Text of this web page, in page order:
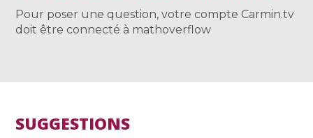
Pour poser une question, votre compte Carmin.tv
doit être connecté à mathoverflow
SUGGESTIONS